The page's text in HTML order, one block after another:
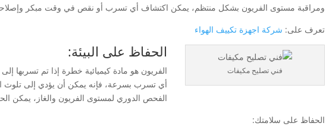
ومراقبة مستوى الفريون بشكل منتظم، يمكن اكتشاف أي تسرب أو نقص في وقت مبكر
تعرف على: شركة اجهزة تكييف الهواء
فني تصليح مكيفات
الحفاظ على البيئة:
الفريون هو مادة كيميائية خطرة إذا تم تسربها
أي تسرب بسرعة، فإنه يمكن أن يؤدي إلى تلوث
الفحص الدوري لمستوى الفريون والغاز، يمكن
الحفاظ على سلامتك: